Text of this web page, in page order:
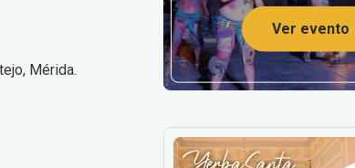
Mérida.
Ver evento